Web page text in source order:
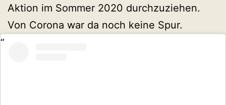
Aktion im Sommer 2020 durchzuziehen.
Von Corona war da noch keine Spur.